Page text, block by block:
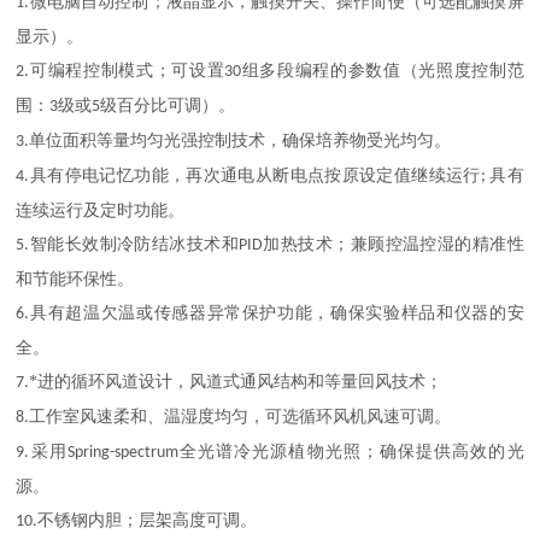
显示）。
2.可编程控制模式；可设置30组多段编程的参数值（光照度控制范
围： 3级或5级百分比可调）。
3.单位面积等量均匀光强控制技术，确保培养物受光均匀。
4.具有停电记忆功能，再次通电从断电点按原设定值继续运行;具有
连续运行及定时功能。
5. 智能长效制冷防结冰技术和 PID加热技术；兼顾控温控湿的精准性
和节能环保性。
6.具有超温欠温或传感器异常保护功能，确保实验样品和仪器的安
全。
7.*进的循环风道设计，风道式通风结构和等量回风技术；
8.工作室风速柔和、温湿度均匀，可选循环风机风速可调。
9. 采用 Spring-spectrum全光谱冷光源植物光照；确保提供高效的光
源。
10.不锈钢内胆；层架高度可调。